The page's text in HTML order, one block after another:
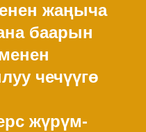
жаңыча
баарын
чечүүгө
жүрүм-